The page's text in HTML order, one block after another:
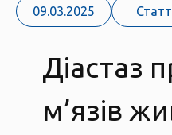
09.03.2025
Діастаз
м’язів